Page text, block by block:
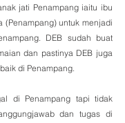
jati Penampang iaitu ibu
(Penampang) untuk menjadi
DEB sudah buat
dan pastinya DEB juga
di Penampang.
di Penampang tapi tidak
dan tugas di